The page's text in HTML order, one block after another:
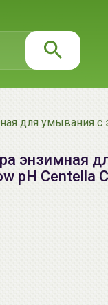
для умывания
энзимная
pH Centella